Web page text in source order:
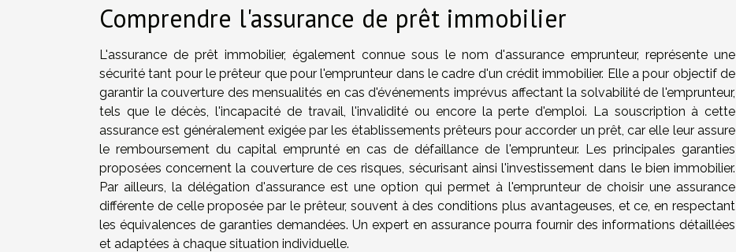
Comprendre l'assurance de prêt immobilier
L'assurance de prêt immobilier, également connue sous le nom d'assurance emprunteur, représente une
sécurité tant pour le prêteur que pour l'emprunteur dans le cadre d'un crédit immobilier. Elle a pour objectif de
garantir la couverture des mensualités en cas d'événements imprévus affectant la solvabilité de l'emprunteur,
tels que le décès, l'incapacité de travail, l'invalidité ou encore la perte d'emploi. La souscription à cette
assurance est généralement exigée par les établissements prêteurs pour accorder un prêt, car elle leur assure
le remboursement du capital emprunté en cas de défaillance de l'emprunteur. Les principales garanties
proposées concernent la couverture de ces risques, sécurisant ainsi l'investissement dans le bien immobilier.
Par ailleurs, la délégation d'assurance est une option qui permet à l'emprunteur de choisir une assurance
différente de celle proposée par le prêteur, souvent à des conditions plus avantageuses, et ce, en respectant
les équivalences de garanties demandées. Un expert en assurance pourra fournir des informations détaillées
et adaptées à chaque situation individuelle.